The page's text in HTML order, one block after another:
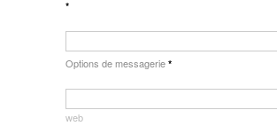
*
Options de messagerie *
web